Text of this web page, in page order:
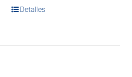
Detalles